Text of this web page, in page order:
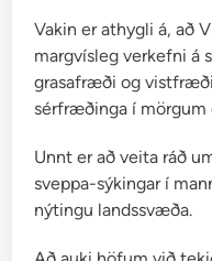
r
í
m
s
s
n
r
Vakin er athygli á, að
margvísleg verkefni á
grasafræði og
sérfræðinga í
Unnt er að veita ráð
sveppa-sýkingar í
nýtingu landssvæða.